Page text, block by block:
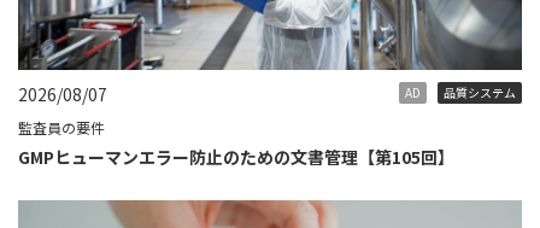
2026/08/07 AD 品質システム
監査員の要件
GMPヒューマンエラー防止のための文書管理【第105回】